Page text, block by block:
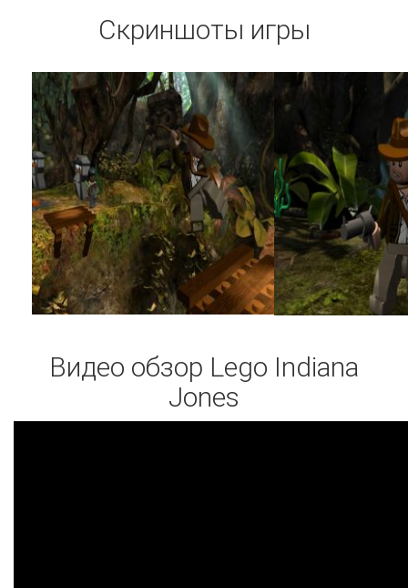
Скриншоты игры
Видео обзор Lego Indiana
Jones